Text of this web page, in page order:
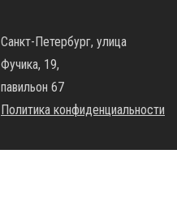
Санкт-Петербург, улица
Фучика, 19,
павильон 67
Политика конфиденциальности